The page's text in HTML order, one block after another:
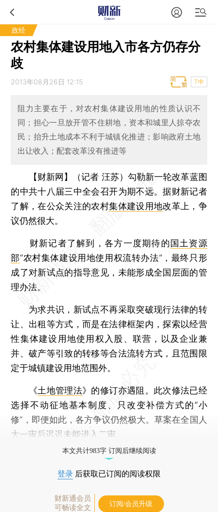
政经
农村集体建设用地入市各方仍存分
歧
2013年08月26日 12:15 T中
阻力主要在于，对农村集体建设用地的性质认识不
同；担心一旦放开管不住耕地，资本和城里人掠夺农
民；抬升土地成本不利于城镇化推进；影响政府土地
出让收入；配套改革没有推进等
【财新网】（记者 汪苏） 勾勒新一轮改革蓝图
的中共十八届三中全会召开为期不远。据财新记者
了解，在公众关注的农村集体建设用地改革上，争
议仍然很大。
财新记者了解到，各方一度期待的国土资源
部“农村集体建设用地使用权流转办法”，最终只形
成了对新试点的指导意见，未能形成全国层面的管
理办法。
为求共识，新试点不再采取突破现行法律的转
让、出租等方式，而是在法律框架内，探索以经营
性集体建设用地使用权入股、联营，以及企业兼
并、破产等引致的转移等合法流转方式，且范围限
定于城镇建设用地范围外。
《土地管理法》的修订亦遇阻。此次修法已经
选择不动征地基本制度、只改变补偿方式的“小
修”，即便如此，各方争议仍然极大。草案在全国人
大一审后迟迟未能进入二审。
本文共计983字 订阅后继续阅读
登录 后获取已订阅的阅读权限
财新通会员
可畅读全文
订阅/会员升级